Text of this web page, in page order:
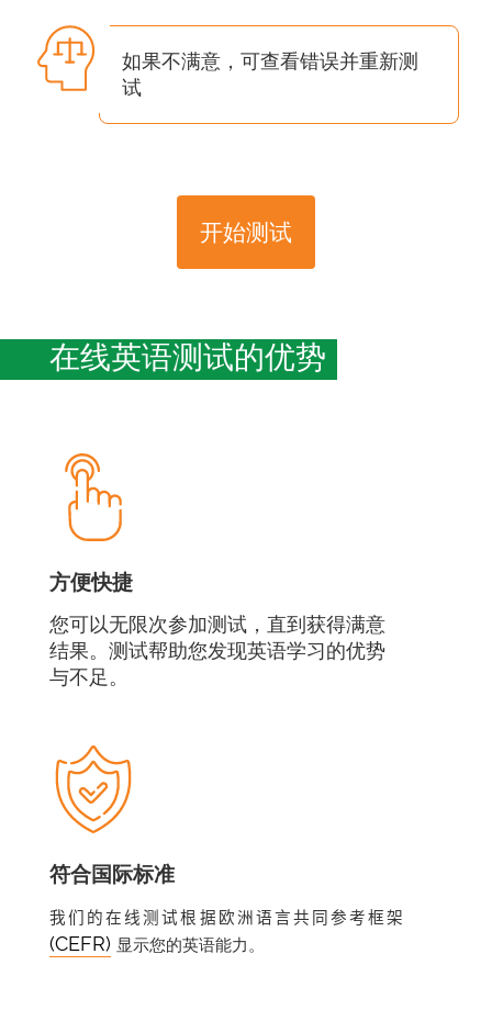
如果不满意，可查看错误并重新测
试
开始测试
在线英语测试的优势
方便快捷
您可以无限次参加测试，直到获得满意
结果。测试帮助您发现英语学习的优势
与不足。
符合国际标准
我们的在线测试根据欧洲语言共同参考框架
(CEFR) 显示您的英语能力。